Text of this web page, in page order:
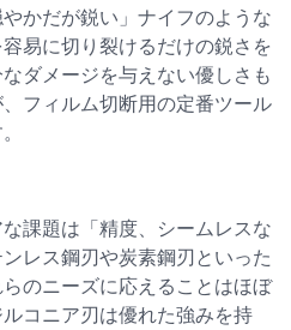
かだが鋭い」ナイフのような
易に切り裂けるだけの鋭さを
ダメージを与えない優しさも
フィルム切断用の定番ツール
課題は「精度、シームレスな
レス鋼刃や炭素鋼刃といった
のニーズに応えることはほぼ
コニア刃は優れた強みを持